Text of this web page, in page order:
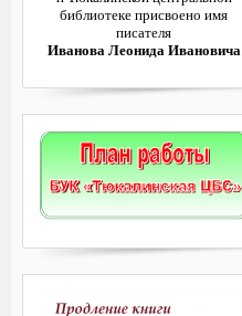
библиотеке присвоено имя
писателя
Иванова Леонида Ивановича